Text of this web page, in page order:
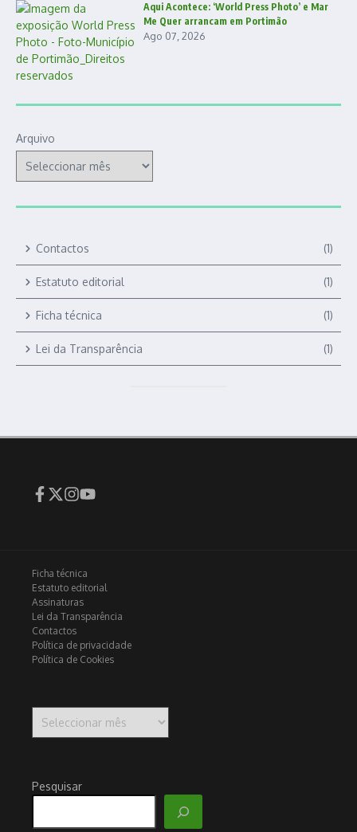
Aqui Acontece: ‘World Press Photo’ e Mar
Me Quer arrancam em Portimão
Ago 07, 2026
Arquivo
Contactos (1)
Estatuto editorial (1)
Ficha técnica (1)
Lei da Transparência (1)
Ficha técnica
Estatuto editorial
Assinaturas
Lei da Transparência
Contactos
Política de privacidade
Política de Cookies
Pesquisar